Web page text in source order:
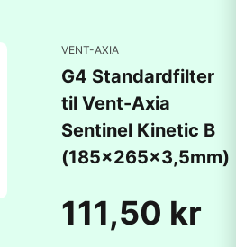
VENT-AXIA
G4 Standardfilter
til Vent-Axia
Sentinel Kinetic B
(185x265x3,5mm)
111,50 kr